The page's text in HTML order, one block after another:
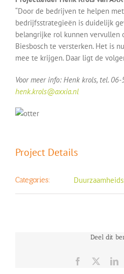
“Door de bedrijven te helpen
bedrijfsstrategieën is duidelijk
belangrijke rol kunnen vervullen
Biesbosch te versterken. Het is
mee te krijgen. Daar ligt de
Voor meer info: Henk krols, tel.
henk.krols@axxia.nl
Project Details
Categories:
Deel dit
Facebook